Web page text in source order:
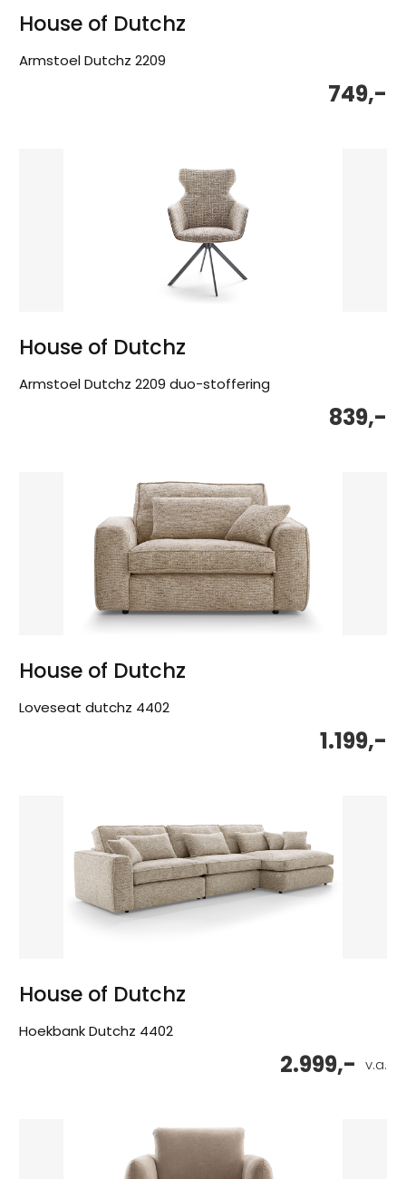
House of Dutchz
Armstoel Dutchz 2209
749,-
House of Dutchz
Armstoel Dutchz 2209 duo-stoffering
839,-
House of Dutchz
Loveseat dutchz 4402
1.199,-
House of Dutchz
Hoekbank Dutchz 4402
v.a.
2.999,-